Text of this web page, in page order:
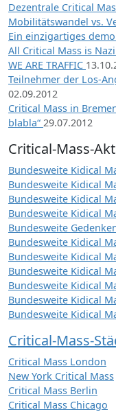
Dezentrale Critical
Mobilitätswandel vs.
Ein einzigartiges
All Critical Mass is Nazi
WE ARE TRAFFIC
Teilnehmer der Los-
02.09.2012
Critical Mass in
blabla“ 29.07.2012
Critical-Mass-
Bundesweite Kidical
Bundesweite Kidical
Bundesweite Kidical
Bundesweite Kidical
Bundesweite
Bundesweite Kidical
Bundesweite Kidical
Bundesweite Kidical
Bundesweite Kidical
Bundesweite Kidical
Bundesweite Kidical
Critical-Mass-
Critical Mass London
New York Critical Mass
Critical Mass Berlin
Critical Mass Chicago